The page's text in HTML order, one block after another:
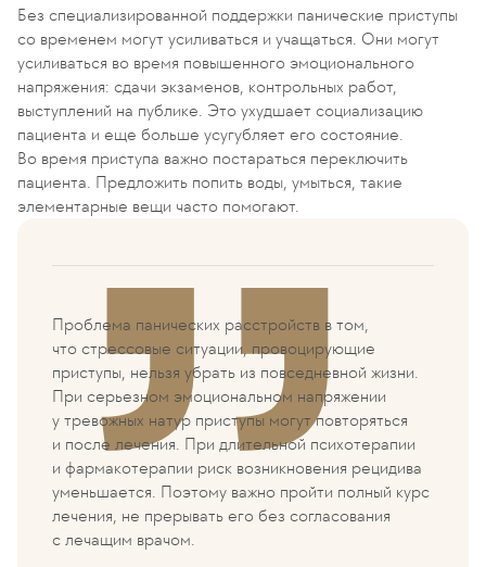
Без специализированной поддержки панические приступы
со временем могут усиливаться и учащаться. Они могут
усиливаться во время повышенного эмоционального
напряжения: сдачи экзаменов, контрольных работ,
выступлений на публике. Это ухудшает социализацию
пациента и еще больше усугубляет его состояние.
Во время приступа важно постараться переключить
пациента. Предложить попить воды, умыться, такие
элементарные вещи часто помогают.
Проблема панических расстройств в том,
что стрессовые ситуации, провоцирующие
приступы, нельзя убрать из повседневной жизни.
При серьезном эмоциональном напряжении
у тревожных натур приступы могут повторяться
и после лечения. При длительной психотерапии
и фармакотерапии риск возникновения рецидива
уменьшается. Поэтому важно пройти полный курс
лечения, не прерывать его без согласования
с лечащим врачом.